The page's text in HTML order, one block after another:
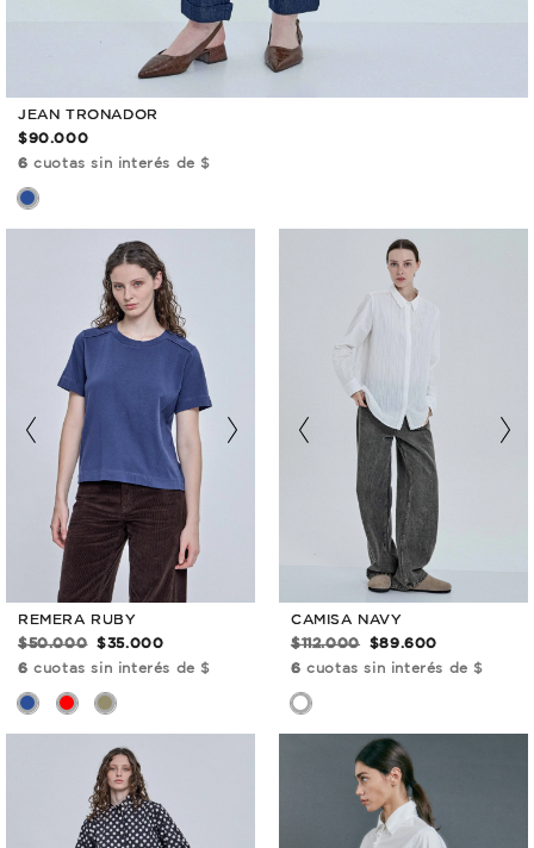
JEAN TRONADOR
$90.000
6 cuotas sin interés de $
REMERA RUBY
$50.000
$35.000
6 cuotas sin interés de $
CAMISA NAVY
$112.000
$89.600
6 cuotas sin interés de $